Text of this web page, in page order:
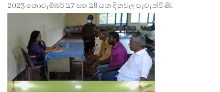
2023 නොවැම්බර් 27 සහ 28 යන දිනවල පැවැත්විණි.